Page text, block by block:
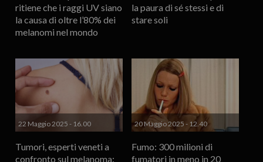
ritiene che i raggi UV siano
la causa di oltre l’80% dei
melanomi nel mondo
la paura di sé stessi e di
stare soli
22 Maggio 2025 - 16.00
Tumori, esperti veneti a
confronto sul melanoma:
20 Maggio 2025 - 12.40
Fumo: 300 milioni di
fumatori in meno in 20